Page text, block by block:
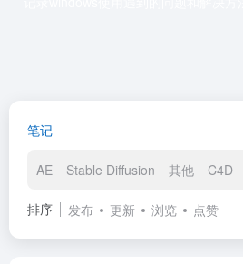
笔记
AE Stable Diffusion 其他 C4D
排序 发布 更新 浏览 点赞